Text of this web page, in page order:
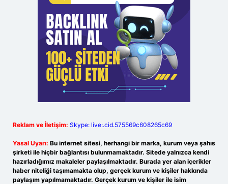
Reklam ve İletişim: Skype: live:.cid.575569c608265c69
Yasal Uyarı: Bu internet sitesi, herhangi bir marka, kurum veya şahıs
şirketi ile hiçbir bağlantısı bulunmamaktadır. Sitede yalnızca kendi
hazırladığımız makaleler paylaşılmaktadır. Burada yer alan içerikler
haber niteliği taşımamakta olup, gerçek kurum ve kişiler hakkında
paylaşım yapılmamaktadır. Gerçek kurum ve kişiler ile isim